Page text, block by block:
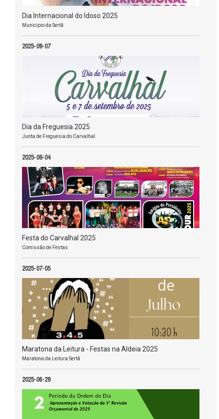
Dia Internacional do Idoso 2025
Município da Sertã
2025-09-07
Dia da Freguesia 2025
Junta de Freguesia do Carvalhal
2025-08-04
Festa do Carvalhal 2025
Comissão de Festas
2025-07-05
Maratona da Leitura - Festas na Aldeia 2025
Maratona da Leitura Sertã
2025-06-29